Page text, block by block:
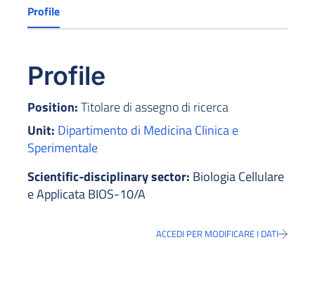
Profile
Profile
Position:Titolare di assegno di ricerca
Unit: Dipartimento di Medicina Clinica e
Sperimentale
Scientific-disciplinary sector: Biologia Cellulare
e Applicata BIOS-10/A
ACCEDI PER MODIFICARE I DATI